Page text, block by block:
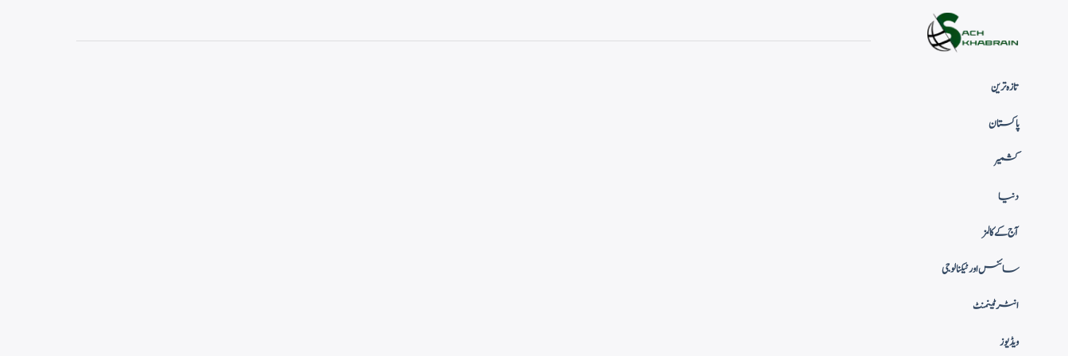
تازہ ترین
پاکستان
کشمیر
دنیا
آج کے کالمز
سائنس اور ٹیکنالوجی
انٹرٹینمنٹ
ویڈیوز